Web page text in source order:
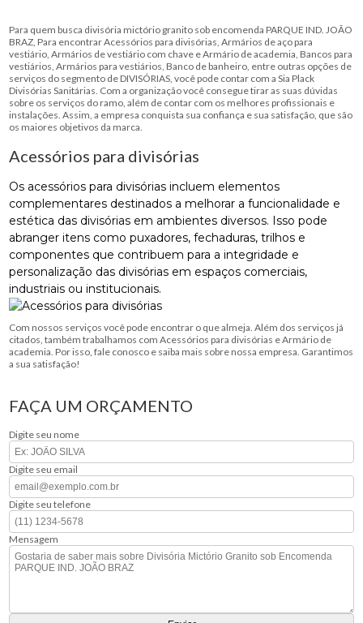
Para quem busca divisória mictório granito sob encomenda PARQUE IND. JOÃO
BRAZ, Para encontrar Acessórios para divisórias, Armários de aço para
vestiário, Armários de vestiário com chave e Armário de academia, Bancos para
vestiários, Armários para vestiários, Banco de banheiro, entre outras opções de
serviços do segmento de DIVISÓRIAS, você pode contar com a Sia Plack
Divisórias Sanitárias. Com a organização você consegue tirar as suas dúvidas
sobre os serviços do ramo, além de contar com os melhores profissionais e
instalações. Assim, a empresa conquista sua confiança e sua satisfação, que são
os maiores objetivos da marca.
Acessórios para divisórias
Os acessórios para divisórias incluem elementos
complementares destinados a melhorar a funcionalidade e
estética das divisórias em ambientes diversos. Isso pode
abranger itens como puxadores, fechaduras, trilhos e
componentes que contribuem para a integridade e
personalização das divisórias em espaços comerciais,
industriais ou institucionais.
Com nossos serviços você pode encontrar o que almeja. Além dos serviços já
citados, também trabalhamos com Acessórios para divisórias e Armário de
academia. Por isso, fale conosco e saiba mais sobre nossa empresa. Garantimos
a sua satisfação!
FAÇA UM ORÇAMENTO
Digite seu nome
Digite seu email
Digite seu telefone
Mensagem